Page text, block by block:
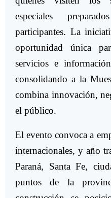
especiales
participantes. La
oportunidad única
servicios e
consolidando a la
combina innovación,
el público.
El evento convoca a
internacionales, y año
Paraná, Santa Fe,
puntos de la